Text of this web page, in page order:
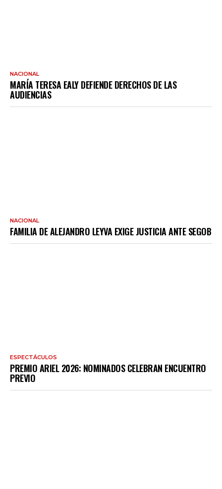
NACIONAL
MARÍA TERESA EALY DEFIENDE DERECHOS DE LAS
AUDIENCIAS
NACIONAL
FAMILIA DE ALEJANDRO LEYVA EXIGE JUSTICIA ANTE SEGOB
ESPECTÁCULOS
PREMIO ARIEL 2026: NOMINADOS CELEBRAN ENCUENTRO
PREVIO